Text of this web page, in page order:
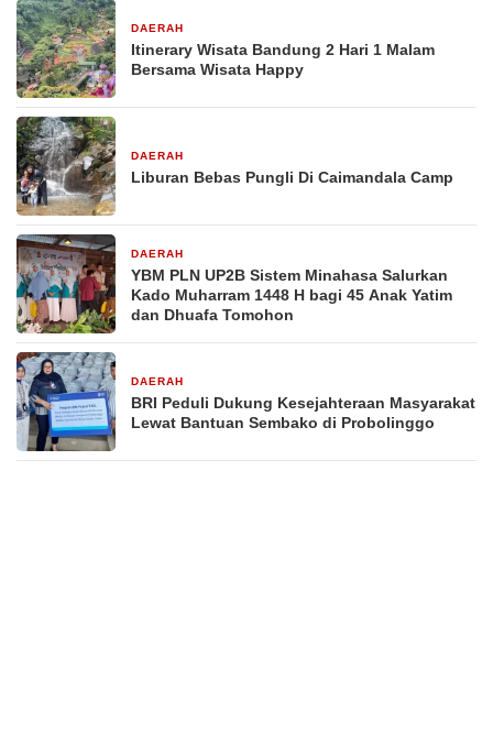
DAERAH
Itinerary Wisata Bandung 2 Hari 1 Malam
Bersama Wisata Happy
DAERAH
Liburan Bebas Pungli Di Caimandala Camp
DAERAH
YBM PLN UP2B Sistem Minahasa Salurkan
Kado Muharram 1448 H bagi 45 Anak Yatim
dan Dhuafa Tomohon
DAERAH
BRI Peduli Dukung Kesejahteraan Masyarakat
Lewat Bantuan Sembako di Probolinggo